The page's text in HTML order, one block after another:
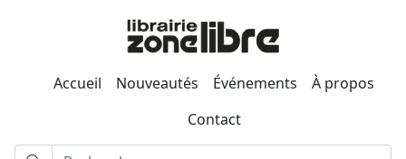
Accueil Nouveautés Événements
À propos
Contact